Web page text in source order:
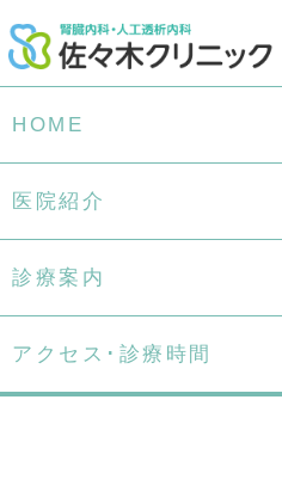
HOME
医院紹介
診療案内
アクセス･診療時間